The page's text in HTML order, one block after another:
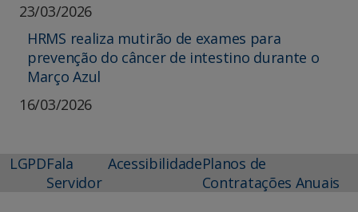
23/03/2026
HRMS realiza mutirão de exames para
prevenção do câncer de intestino durante o
Março Azul
16/03/2026
LGPDFala
Servidor
AcessibilidadePlanos de
Contratações Anuais